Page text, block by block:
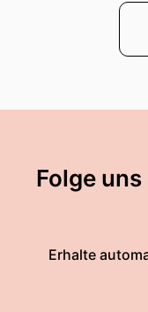
Folge
Erhalte